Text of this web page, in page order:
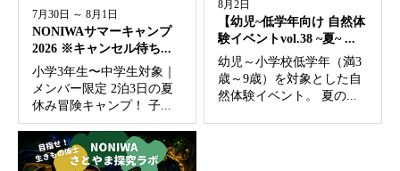
7月30日 ～ 8月1日
NONIWAサマーキャンプ
2026 ※キャンセル待ち...
小学3年生〜中学生対象｜
メンバー限定 2泊3日の夏
休み冒険キャンプ！ 子...
8月2日
【幼児~低学年向け 自然体
験イベントvol.38 ~夏~ ...
幼児～小学校低学年（満3
歳～9歳）を対象とした自
然体験イベント。 夏の...